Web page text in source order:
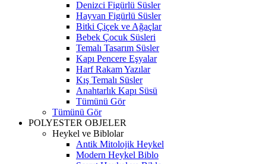
Denizci Figürlü Süsler
Hayvan Figürlü Süsler
Bitki Çiçek ve Ağaçlar
Bebek Çocuk Süsleri
Temalı Tasarım Süsler
Kapı Pencere Eşyalar
Harf Rakam Yazılar
Kış Temalı Süsler
Anahtarlık Kapı Süsü
Tümünü Gör
Tümünü Gör
POLYESTER OBJELER
Heykel ve Biblolar
Antik Mitolojik Heykel
Modern Heykel Biblo